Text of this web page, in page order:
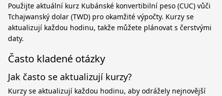
Použijte aktuální kurz Kubánské konvertibilní peso (CUC) vůči
Tchajwanský dolar (TWD) pro okamžité výpočty. Kurzy se
aktualizují každou hodinu, takže můžete plánovat s čerstvými
daty.
Často kladené otázky
Jak často se aktualizují kurzy?
Kurzy se aktualizují každou hodinu, aby odrážely nejnovější